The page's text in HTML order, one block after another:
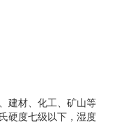
建材、化工、矿山等
硬度七级以下，湿度